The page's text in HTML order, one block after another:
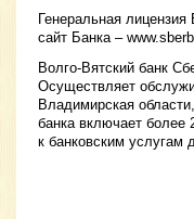
Генеральная
сайт Банка –
Волго-Вятский банк
Осуществляет
Владимирская
банка включает более
к банковским услугам